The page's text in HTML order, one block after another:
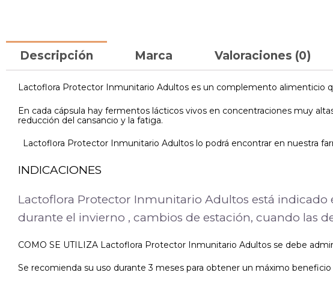
Descripción Marca Valoraciones (0)
Lactoflora Protector Inmunitario Adultos es un complemento alimenticio
En cada cápsula hay fermentos lácticos vivos en concentraciones muy
reducción del cansancio y la fatiga.
Lactoflora Protector Inmunitario Adultos lo podrá encontrar en nuestra
INDICACIONES
Lactoflora Protector Inmunitario Adultos está
durante el invierno , cambios de estación, cuando las
COMO SE UTILIZA Lactoflora Protector Inmunitario Adultos se debe
Se recomienda su uso durante 3 meses para obtener un máximo